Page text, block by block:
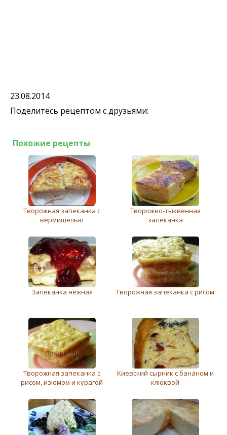
23.08.2014
Поделитесь рецептом с друзьями:
Похожие рецепты
Творожная запеканка с
вермишелью
Творожно-тыквенная
запеканка
Запеканка нежная Творожная запеканка с рисом
Творожная запеканка с
рисом, изюмом и курагой
Киевский сырник с бананом и
клюквой